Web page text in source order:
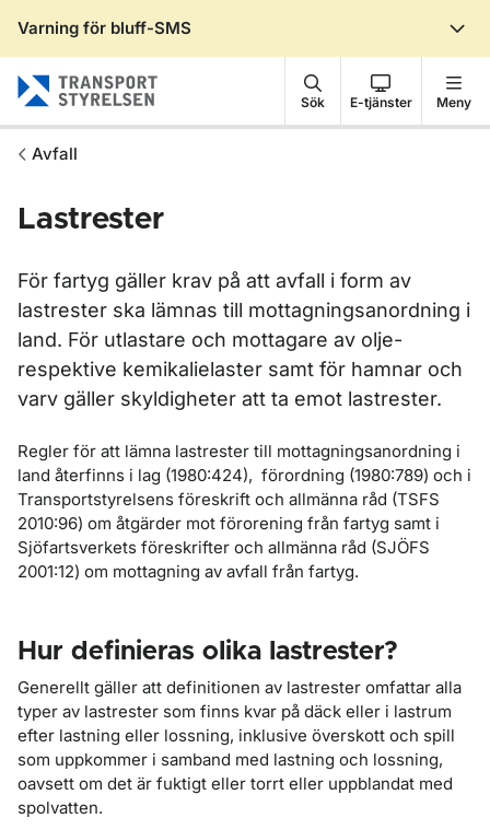
Varning för bluff-SMS
Sök E-tjänster Meny
Avfall
Lastrester
För fartyg gäller krav på att avfall i form av
lastrester ska lämnas till mottagningsanordning i
land. För utlastare och mottagare av olje-
respektive kemikalielaster samt för hamnar och
varv gäller skyldigheter att ta emot lastrester.
Regler för att lämna lastrester till mottagningsanordning i
land återfinns i lag (1980:424), förordning (1980:789) och i
Transportstyrelsens föreskrift och allmänna råd (TSFS
2010:96) om åtgärder mot förorening från fartyg samt i
Sjöfartsverkets föreskrifter och allmänna råd (SJÖFS
2001:12) om mottagning av avfall från fartyg.
Hur definieras olika lastrester?
Generellt gäller att definitionen av lastrester omfattar alla
typer av lastrester som finns kvar på däck eller i lastrum
efter lastning eller lossning, inklusive överskott och spill
som uppkommer i samband med lastning och lossning,
oavsett om det är fuktigt eller torrt eller uppblandat med
spolvatten.